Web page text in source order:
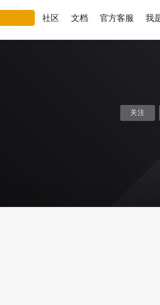
社区 文档 官方客服 我
关注